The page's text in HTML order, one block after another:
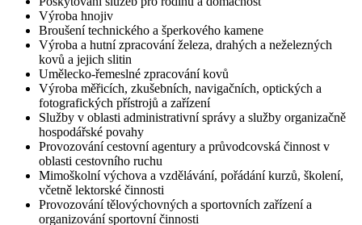
Výroba hnojiv
Broušení technického a šperkového kamene
Výroba a hutní zpracování železa, drahých a neželezných
kovů a jejich slitin
Umělecko-řemeslné zpracování kovů
Výroba měřicích, zkušebních, navigačních, optických a
fotografických přístrojů a zařízení
Služby v oblasti administrativní správy a služby organizačně
hospodářské povahy
Provozování cestovní agentury a průvodcovská činnost v
oblasti cestovního ruchu
Mimoškolní výchova a vzdělávání, pořádání kurzů, školení,
včetně lektorské činnosti
Provozování tělovýchovných a sportovních zařízení a
organizování sportovní činnosti